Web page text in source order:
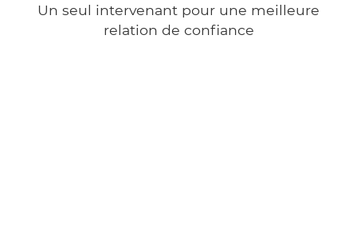
Un seul intervenant pour une meilleure
relation de confiance